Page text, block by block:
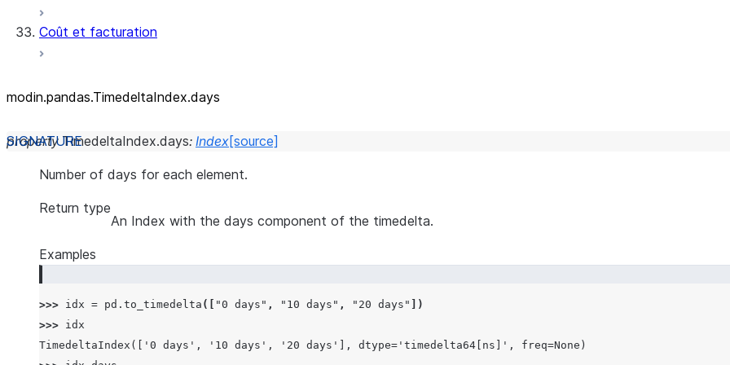
Coût et facturation
modin.pandas.TimedeltaIndex.days
property TimedeltaIndex.days: Index[source]
Number of days for each element.
Return type
An Index with the days component of the timedelta.
Examples
>>> idx = pd . to_timedelta ([ "0 days" , "10 days" , "20 days"
])
>>> idx
TimedeltaIndex(['0 days', '10 days', '20 days'], dtype='timedelta64[ns]', freq=None)